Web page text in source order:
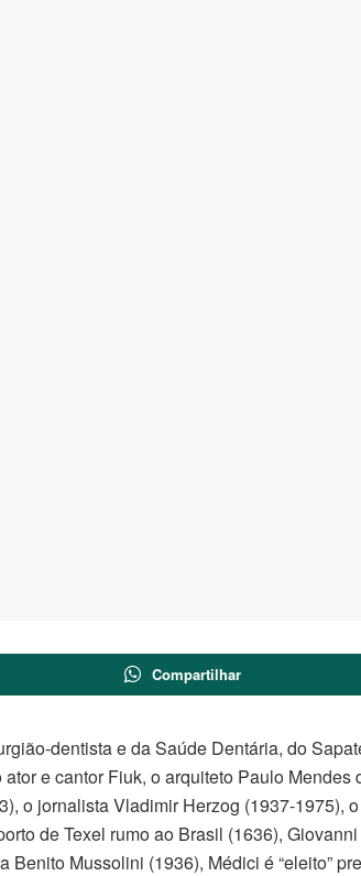
Compartilhar
dentista e da Saúde Dentária, do
e cantor Fiuk, o arquiteto Paulo Mendes
o jornalista Vladimir Herzog (1937-1975),
de Texel rumo ao Brasil (1636), Giovanni
Mussolini (1936), Médici é “eleito”